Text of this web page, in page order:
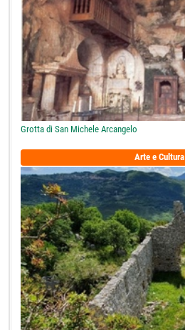
Grotta di San Michele Arcangelo
Arte e Cultura